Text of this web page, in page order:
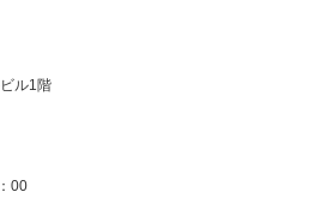
ル1階
00